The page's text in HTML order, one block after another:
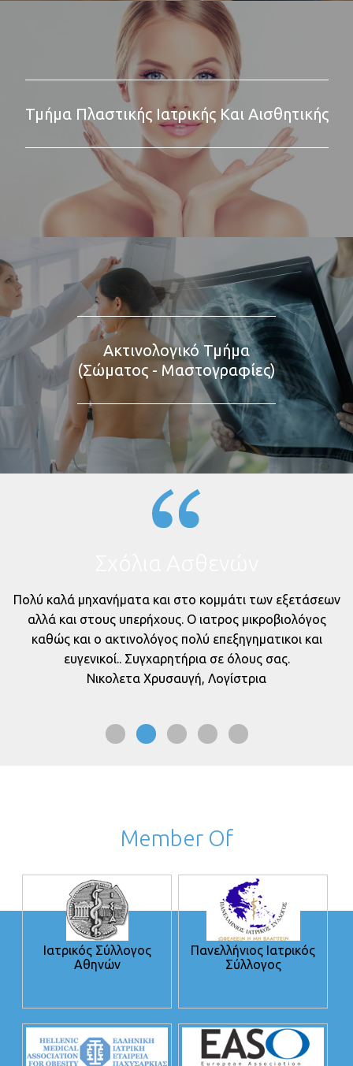
Τμήμα Πλαστικής Ιατρικής Και Αισθητικής
Ακτινολογικό Τμήμα
(Σώματος - Μαστογραφίες)
Πολύ καλά μηχανήματα και στο κομμάτι των εξετάσεων
αλλά και στους υπερήχους. Ο ιατρος μικροβιολόγος
καθώς και ο ακτινολόγος πολύ επεξηγηματικοι και
ευγενικοί.. Συγχαρητήρια σε όλους σας.
Νικολετα Χρυσαυγή, Λογίστρια
Member Of
Ιατρικός Σύλλογος
Αθηνών
Πανελλήνιος Ιατρικός
Σύλλογος